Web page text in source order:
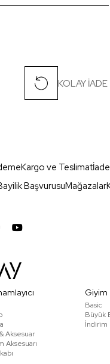
KOLAY İADE
Kargo ve Teslimat
BaşvurusuMağazalar
Aksesuar
Aksesuarı
Giyim
Basic
Büyük
İndirim